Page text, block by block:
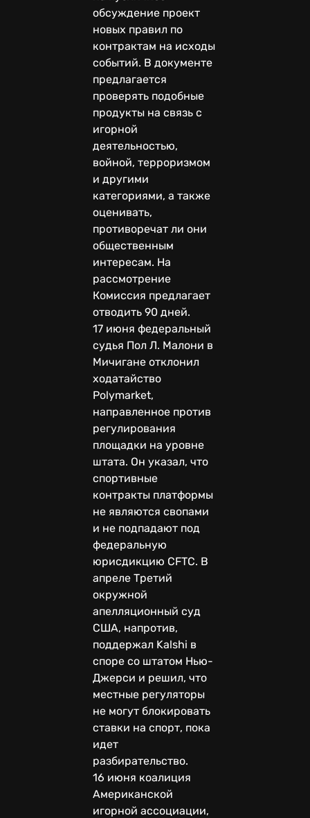
обсуждение проект
новых правил по
контрактам на исходы
событий. В документе
предлагается
проверять подобные
продукты на связь с
игорной
деятельностью,
войной, терроризмом
и другими
категориями, а также
оценивать,
противоречат ли они
общественным
интересам. На
рассмотрение
Комиссия предлагает
отводить 90 дней.
17 июня федеральный
судья Пол Л. Малони в
Мичигане отклонил
ходатайство
Polymarket,
направленное против
регулирования
площадки на уровне
штата. Он указал, что
спортивные
контракты платформы
не являются свопами
и не подпадают под
федеральную
юрисдикцию CFTC. В
апреле Третий
окружной
апелляционный суд
США, напротив,
поддержал Kalshi в
споре со штатом Нью-
Джерси и решил, что
местные регуляторы
не могут блокировать
ставки на спорт, пока
идет
разбирательство.
16 июня коалиция
Американской
игорной ассоциации,